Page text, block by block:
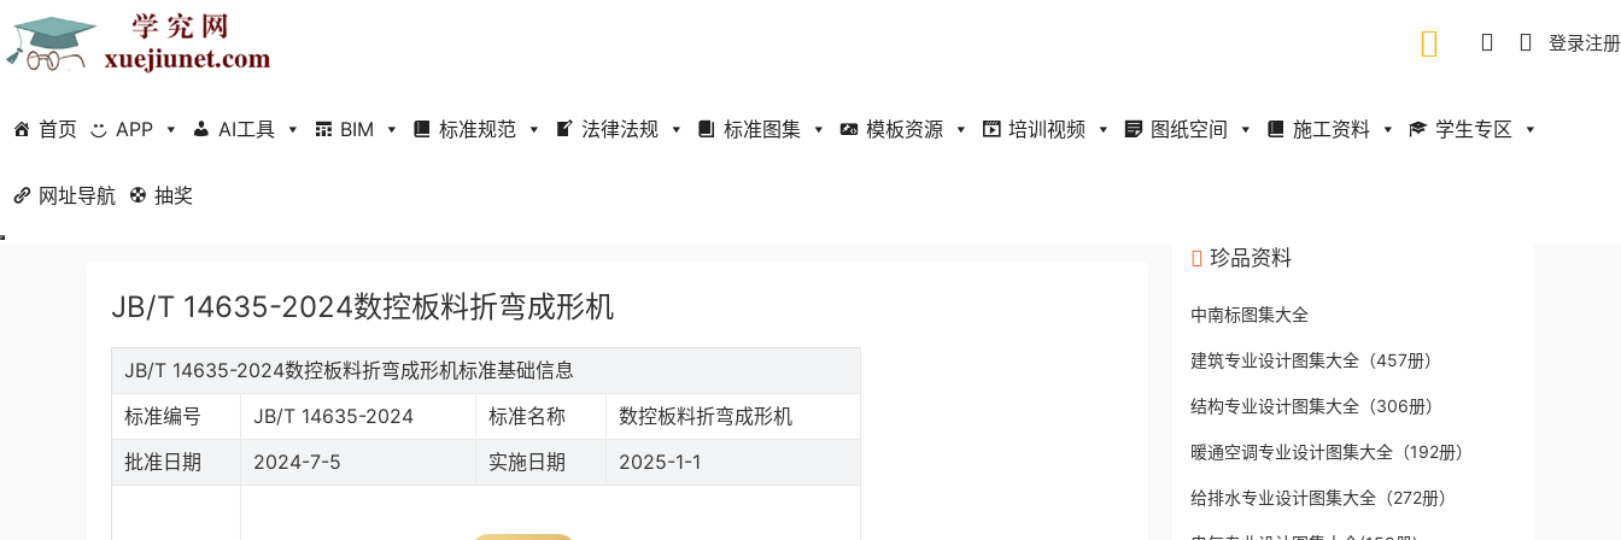
登录注册
首页 APP AI工具 BIM 标准规范 法律法规 标准图集 模板资源 培训视频 图纸空间 施工资料 学生专区
网址导航 抽奖
当前位置：首页
JB/T 14635-2024数控板料折弯成形机
JB/T 14635-2024数控板料折弯成形机标准基础信息
标准编号
JB/T 14635-2024 标准名称
数控板料折弯成形机
批准日期
2024-7-5 实施日期 2025-1-1
珍品资料
中南标图集大全
建筑专业设计图集大全（457册）
结构专业设计图集大全（306册）
暖通空调专业设计图集大全（192册）
给排水专业设计图集大全（272册）